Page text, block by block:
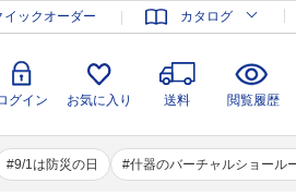
イックオーダー カタログ
グイン お気に入り 送料 閲覧履歴
9/1は防災の日 什器のバーチャルショール
ログイン お気に入り 送料 閲覧履歴